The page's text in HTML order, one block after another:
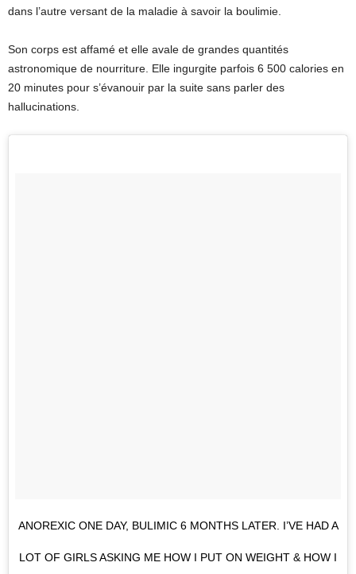
dans l’autre versant de la maladie à savoir la boulimie.
Son corps est affamé et elle avale de grandes quantités
astronomique de nourriture. Elle ingurgite parfois 6 500 calories en
20 minutes pour s’évanouir par la suite sans parler des
hallucinations.
ANOREXIC ONE DAY, BULIMIC 6 MONTHS LATER. I’VE HAD A
LOT OF GIRLS ASKING ME HOW I PUT ON WEIGHT & HOW I